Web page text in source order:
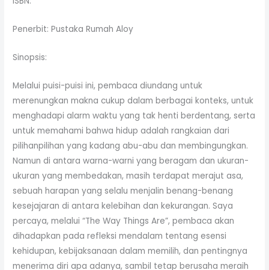
Penerbit: Pustaka Rumah Aloy
Sinopsis:
Melalui puisi-puisi ini, pembaca diundang untuk
merenungkan makna cukup dalam berbagai konteks, untuk
menghadapi alarm waktu yang tak henti berdentang, serta
untuk memahami bahwa hidup adalah rangkaian dari
pilihanpilihan yang kadang abu-abu dan membingungkan.
Namun di antara warna-warni yang beragam dan ukuran-
ukuran yang membedakan, masih terdapat merajut asa,
sebuah harapan yang selalu menjalin benang-benang
kesejajaran di antara kelebihan dan kekurangan. Saya
percaya, melalui “The Way Things Are”, pembaca akan
dihadapkan pada refleksi mendalam tentang esensi
kehidupan, kebijaksanaan dalam memilih, dan pentingnya
menerima diri apa adanya, sambil tetap berusaha meraih